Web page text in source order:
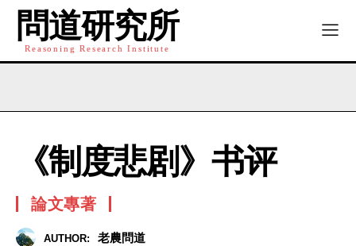
問道研究所
Reasoning Research Institute
《制度悲剧》书评
論文專著
AUTHOR: 老農問道